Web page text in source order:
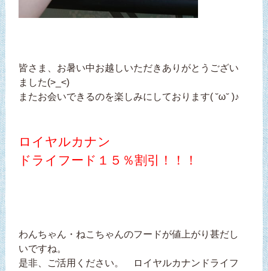
皆さま、お暑い中お越しいただきありがとうござい
ました(>_<)
またお会いできるのを楽しみにしております( ˘ω˘ )♪
ロイヤルカナン
ドライフード１５％割引！！！
わんちゃん・ねこちゃんのフードが値上がり甚だし
いですね。
是非、ご活用ください。 ロイヤルカナンドライフ